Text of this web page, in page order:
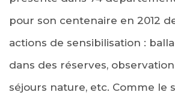
pour son centenaire en 2012
actions de sensibilisation :
dans des réserves,
séjours nature, etc. Comme le